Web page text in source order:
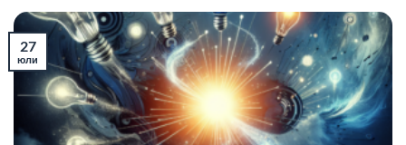
27
юли